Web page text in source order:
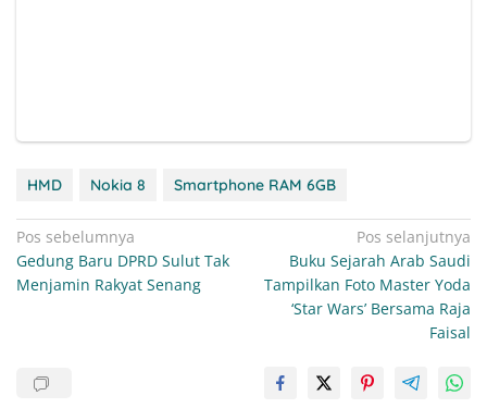
HMD Nokia 8 Smartphone RAM 6GB
Navigasi
pos
Pos sebelumnya
Gedung Baru DPRD Sulut Tak
Menjamin Rakyat Senang
Pos selanjutnya
Buku Sejarah Arab Saudi
Tampilkan Foto Master Yoda
‘Star Wars’ Bersama Raja
Faisal